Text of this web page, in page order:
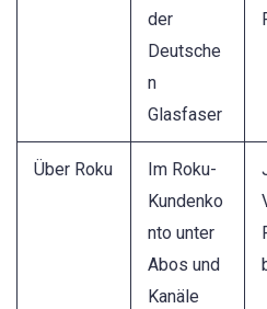
der
Deutsche
n
Glasfaser
Über Roku
Im Roku-
Kundenko
nto unter
Abos und
Kanäle